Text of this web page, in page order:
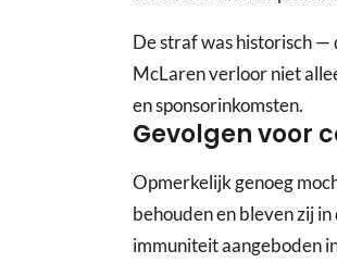
De straf was historisch —
McLaren verloor niet
en sponsorinkomsten.
Gevolgen voor
Opmerkelijk genoeg
behouden en bleven zij
immuniteit aangeboden